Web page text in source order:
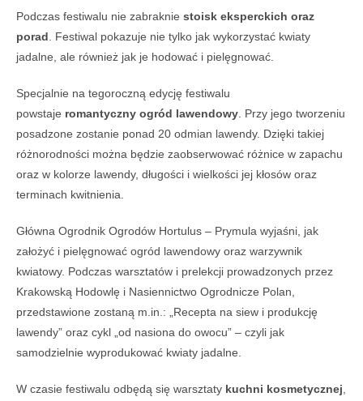
Podczas festiwalu nie zabraknie stoisk eksperckich oraz
porad . Festiwal pokazuje nie tylko jak wykorzystać kwiaty
jadalne, ale również jak je hodować i pielęgnować.
Specjalnie na tegoroczną edycję festiwalu
powstaje romantyczny ogród lawendowy . Przy jego tworzeniu
posadzone zostanie ponad 20 odmian lawendy. Dzięki takiej
różnorodności można będzie zaobserwować różnice w zapachu
oraz w kolorze lawendy, długości i wielkości jej kłosów oraz
terminach kwitnienia.
Główna Ogrodnik Ogrodów Hortulus – Prymula wyjaśni, jak
założyć i pielęgnować ogród lawendowy oraz warzywnik
kwiatowy. Podczas warsztatów i prelekcji prowadzonych przez
Krakowską Hodowlę i Nasiennictwo Ogrodnicze Polan,
przedstawione zostaną m.in.: „Recepta na siew i produkcję
lawendy” oraz cykl „od nasiona do owocu” – czyli jak
samodzielnie wyprodukować kwiaty jadalne.
W czasie festiwalu odbędą się warsztaty kuchni kosmetycznej